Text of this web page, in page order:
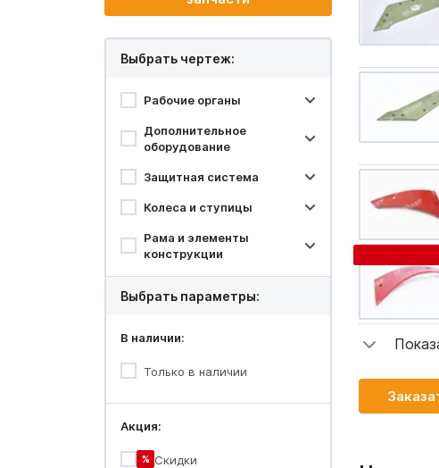
Выбрать чертеж:
Рабочие органы
Дополнительное
оборудование
Защитная система
Колеса и ступицы
Рама и элементы
конструкции
Выбрать параметры:
В наличии:
Только в наличии
Акция:
% Скидки